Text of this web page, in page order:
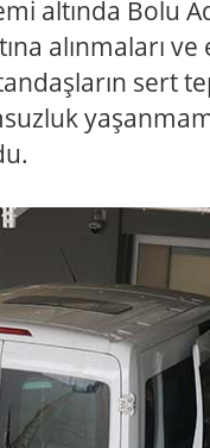
altında Bolu
alınmaları
sert